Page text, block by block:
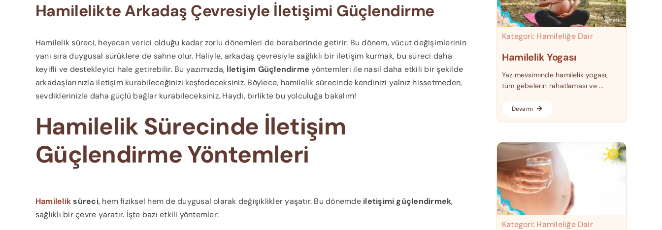
Hamilelikte Arkadaş Çevresiyle İletişimi Güçlendirme
Hamilelik süreci, heyecan verici olduğu kadar zorlu dönemleri de beraberinde getirir. Bu dönem, vücut değişimlerinin
yanı sıra duygusal sürüklere de sahne olur. Haliyle, arkadaş çevresiyle sağlıklı bir iletişim kurmak, bu süreci daha
keyifli ve destekleyici hale getirebilir. Bu yazımızda, İletişim Güçlendirme yöntemleri ile nasıl daha etkili bir şekilde
arkadaşlarınızla iletişim kurabileceğinizi keşfedeceksiniz. Böylece, hamilelik sürecinde kendinizi yalnız hissetmeden,
sevdiklerinizle daha güçlü bağlar kurabileceksiniz. Haydi, birlikte bu yolculuğa bakalım!
Hamilelik Sürecinde İletişim
Güçlendirme Yöntemleri
Hamileliksüreci, hem fiziksel hem de duygusal olarak değişiklikler yaşatır. Bu dönemde iletişimi güçlendirmek,
sağlıklı bir çevre yaratır. İşte bazı etkili yöntemler:
Kategori: Hamileliğe Dair
Hamilelik Yogası
Yaz mevsiminde hamilelik yogası,
tüm gebelerin rahatlaması ve ...
Devamı
Kategori: Hamileliğe Dair